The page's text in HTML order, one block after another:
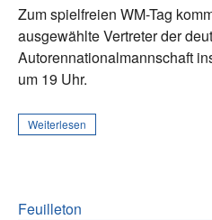
Zum spielfreien WM-Tag
ausgewählte Vertreter der
Autorennationalmannschaft
um 19 Uhr.
Weiterlesen
Feuilleton